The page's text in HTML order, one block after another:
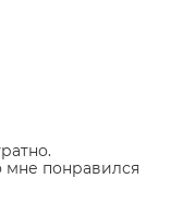
мне понравился